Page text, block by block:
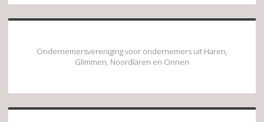
Ondernemersvereniging voor ondernemers uit Haren,
Glimmen, Noordlaren en Onnen